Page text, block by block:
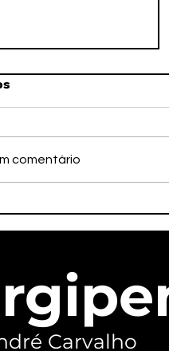
e reivindica
comentário
Carvalho